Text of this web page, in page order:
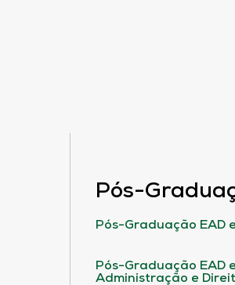
Pós-
Pós-Graduação EAD
Pós-Graduação EAD
Administração e